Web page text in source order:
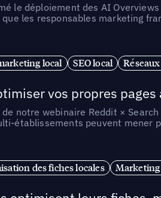
le déploiement des AI
les responsables marketing
local SEO local
vos propres
notre webinaire Reddit ×
établissements peuvent mener
des fiches locales Marketing